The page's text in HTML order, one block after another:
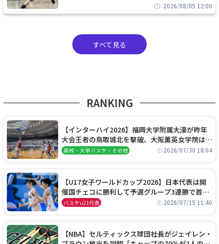
2026/08/05 12:00
すべて見る
RANKING
【インターハイ2026】福岡大学附属大濠が昨年
大会王者の鳥取城北を撃破、大阪薫英女学院は岐
阜女子に完勝、大会3日目試合結果
高校・大学バスケ・その他 2026/07/30 18:04
【U17女子ワールドカップ2026】日本代表は開
催国チェコに勝利して予選グループ3連勝で首位
通過！準々決勝の相手はエジプトに決定
バスケu21代表 2026/07/15 11:40
【NBA】セルティックス球団社長がジェイレン・